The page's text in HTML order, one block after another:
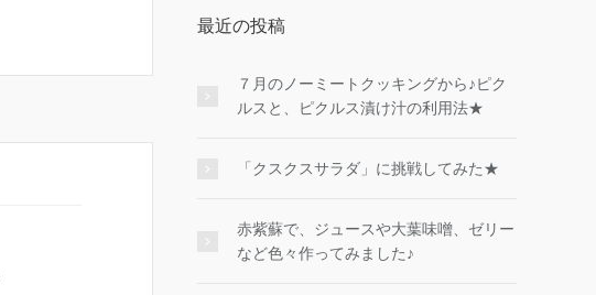
最近の投稿
７月のノーミートクッキングから♪ピク
ルスと、ピクルス漬け汁の利用法★
「クスクスサラダ」に挑戦してみた★
赤紫蘇で、ジュースや大葉味噌、ゼリー
など色々作ってみました♪